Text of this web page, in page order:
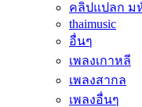
คลิปแปลก ม
thaimusic
อื่นๆ
เพลงเกาหลี
เพลงสากล
เพลงอื่นๆ